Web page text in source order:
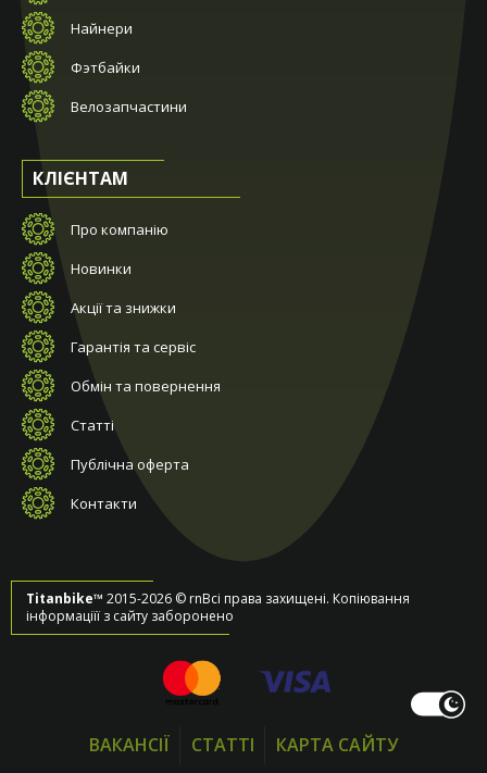
Найнери
Фэтбайки
Велозапчастини
КЛІЄНТАМ
Про компанію
Новинки
Акції та знижки
Гарантія та сервіс
Обмін та повернення
Статті
Публічна оферта
Контакти
Titanbike™ 2015-2026 © rnВсі права захищені. Копіювання
інформаціїї з сайту заборонено
ВАКАНСІЇ СТАТТІ КАРТА САЙТУ